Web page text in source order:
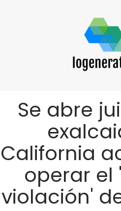
Se abre
California
operar el
violación'